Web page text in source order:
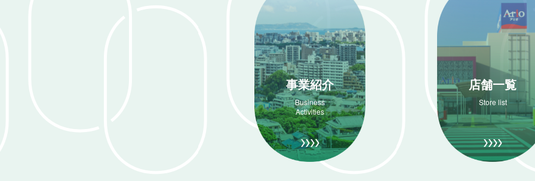
事業紹介
Business
Activities
店舗一覧
Store list